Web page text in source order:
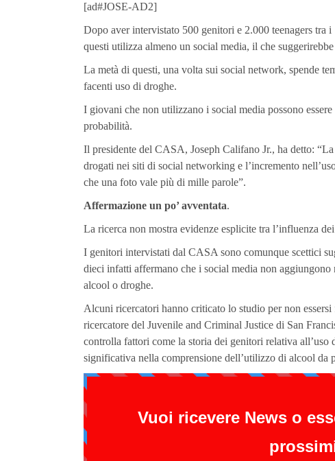
[ad#JOSE-AD2]
Dopo aver intervistato 500 genitori e 2.000 teenagers
questi utilizza almeno un social media, il che
La metà di questi, una volta sui social network, spende
facenti uso di droghe.
I giovani che non utilizzano i social media possono
probabilità.
Il presidente del CASA, Joseph Califano Jr., ha detto:
drogati nei siti di social networking e l’incremento
che una foto vale più di mille parole”.
Affermazione un po’ avventata.
La ricerca non mostra evidenze esplicite tra l’influenza
I genitori intervistati dal CASA sono comunque scettici
dieci infatti affermano che i social media non
alcool o droghe.
Alcuni ricercatori hanno criticato lo studio per non
ricercatore del Juvenile and Criminal Justice di San
controlla fattori come la storia dei genitori relativa all’uso
significativa nella comprensione dell’utilizzo di alcool da